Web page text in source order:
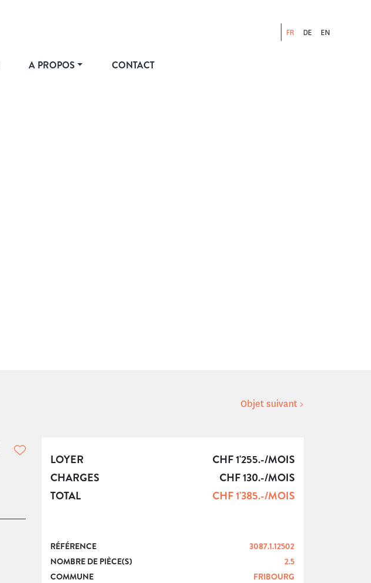
FR DE EN
A PROPOS CONTACT
Objet suivant >
LOYER
CHF 1'255.-/MOIS
CHARGES
CHF 130.-/MOIS
TOTAL
CHF 1'385.-/MOIS
RÉFÉRENCE
3087.1.12502
NOMBRE DE PIÈCE(S)
2.5
COMMUNE
FRIBOURG